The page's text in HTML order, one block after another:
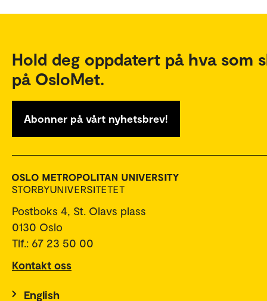
Hold deg oppdatert på hva som
på OsloMet.
Abonner på vårt nyhetsbrev!
Postboks 4, St. Olavs plass
0130 Oslo
Tlf.: 67 23 50 00
Kontakt oss
English